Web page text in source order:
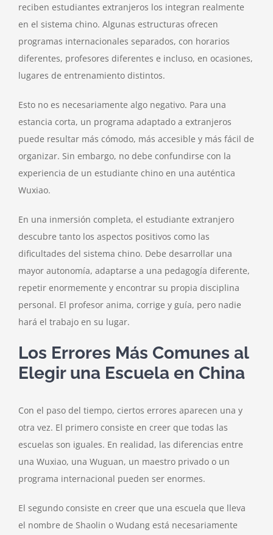
reciben estudiantes extranjeros los integran realmente
en el sistema chino. Algunas estructuras ofrecen
programas internacionales separados, con horarios
diferentes, profesores diferentes e incluso, en ocasiones,
lugares de entrenamiento distintos.
Esto no es necesariamente algo negativo. Para una
estancia corta, un programa adaptado a extranjeros
puede resultar más cómodo, más accesible y más fácil de
organizar. Sin embargo, no debe confundirse con la
experiencia de un estudiante chino en una auténtica
Wuxiao.
En una inmersión completa, el estudiante extranjero
descubre tanto los aspectos positivos como las
dificultades del sistema chino. Debe desarrollar una
mayor autonomía, adaptarse a una pedagogía diferente,
repetir enormemente y encontrar su propia disciplina
personal. El profesor anima, corrige y guía, pero nadie
hará el trabajo en su lugar.
Los Errores Más Comunes al
Elegir una Escuela en China
Con el paso del tiempo, ciertos errores aparecen una y
otra vez. El primero consiste en creer que todas las
escuelas son iguales. En realidad, las diferencias entre
una Wuxiao, una Wuguan, un maestro privado o un
programa internacional pueden ser enormes.
El segundo consiste en creer que una escuela que lleva
el nombre de Shaolin o Wudang está necesariamente